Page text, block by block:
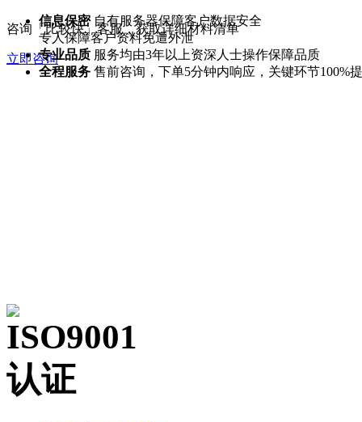
咨询「比较快」客服，获取详细材料清单
立即咨询
信息保密 自有服务器保障客户数据安全
专人保障客户资料免遭外泄
专业品质 服务均由3年以上资深人士操作保障品质
全程服务 售前咨询，下单5分钟内响应，关键环节100%